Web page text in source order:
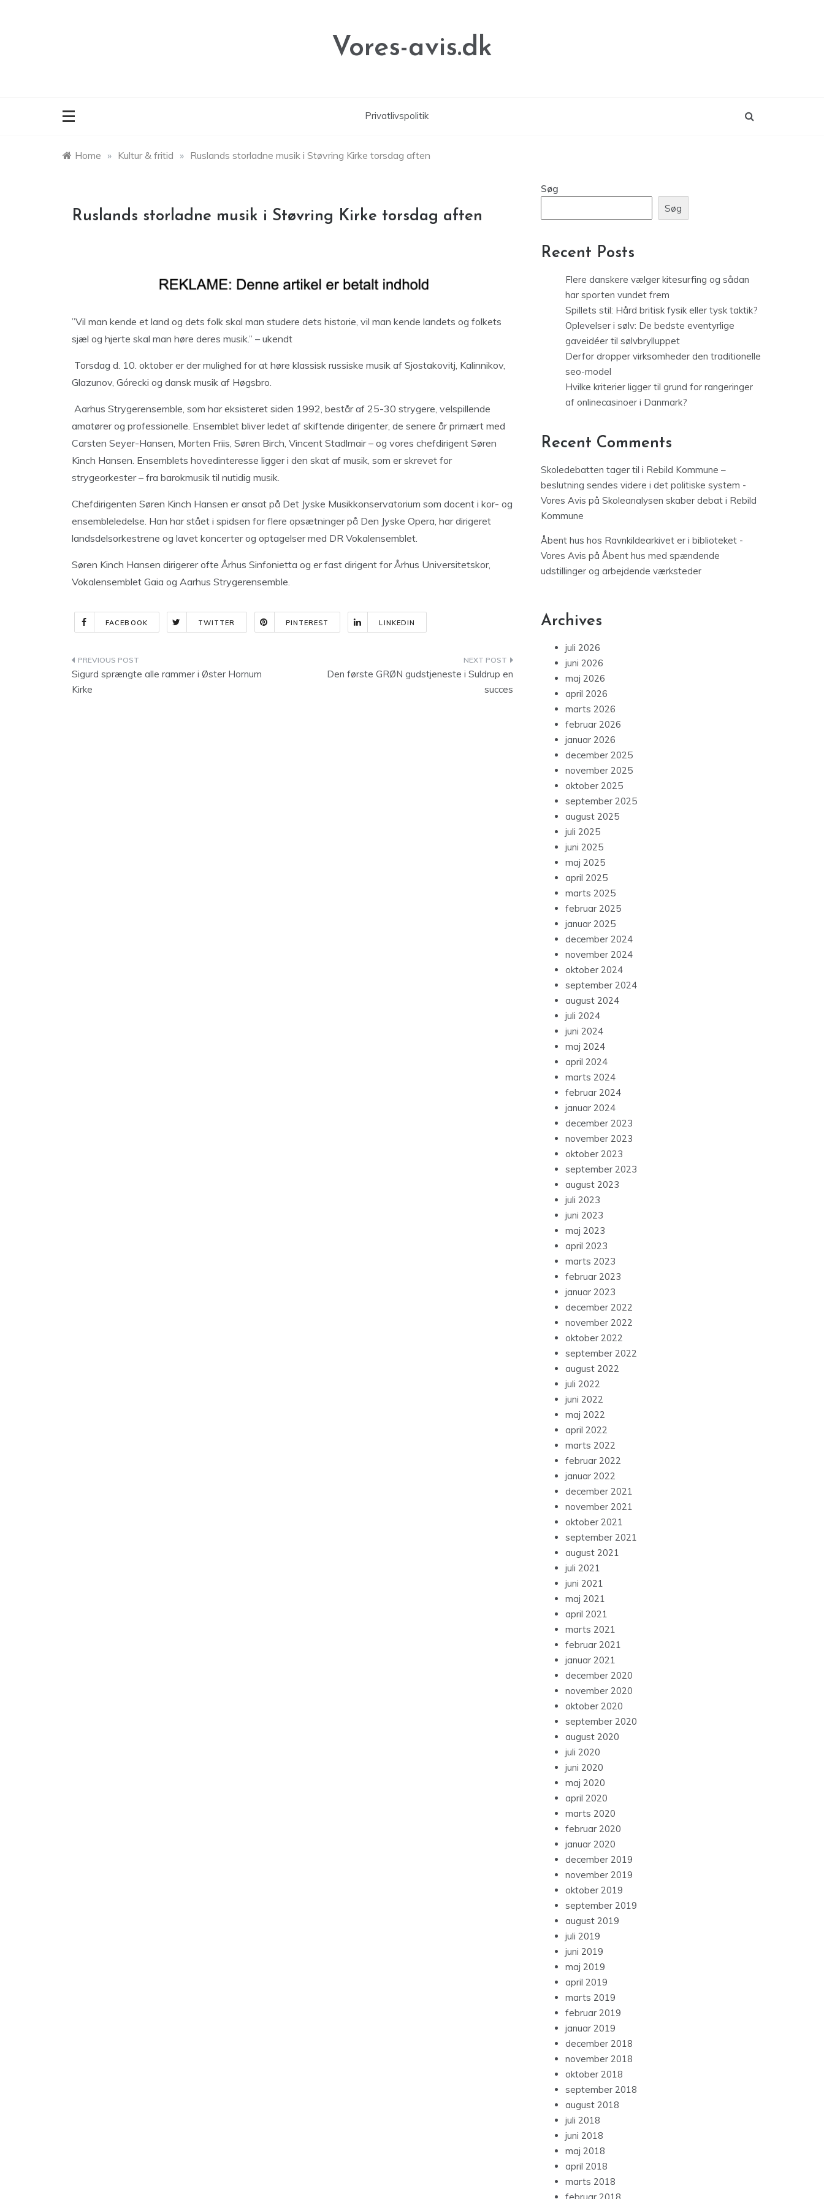
Vores-avis.dk
Privatlivspolitik
Home » Kultur & fritid » Ruslands storladne musik i Støvring Kirke torsdag aften
Ruslands storladne musik i Støvring Kirke torsdag aften
”Vil man kende et land og dets folk skal man studere dets historie, vil man kende landets og folkets
sjæl og hjerte skal man høre deres musik.” – ukendt
Torsdag d. 10. oktober er der mulighed for at høre klassisk russiske musik af Sjostakovitj, Kalinnikov,
Glazunov, Górecki og dansk musik af Høgsbro.
Aarhus Strygerensemble, som har eksisteret siden 1992, består af 25-30 strygere, velspillende
amatører og professionelle. Ensemblet bliver ledet af skiftende dirigenter, de senere år primært med
Carsten Seyer-Hansen, Morten Friis, Søren Birch, Vincent Stadlmair – og vores chefdirigent Søren
Kinch Hansen. Ensemblets hovedinteresse ligger i den skat af musik, som er skrevet for
strygeorkester – fra barokmusik til nutidig musik.
Chefdirigenten Søren Kinch Hansen er ansat på Det Jyske Musikkonservatorium som docent i kor- og
ensembleledelse. Han har stået i spidsen for flere opsætninger på Den Jyske Opera, har dirigeret
landsdelsorkestrene og lavet koncerter og optagelser med DR Vokalensemblet.
Søren Kinch Hansen dirigerer ofte Århus Sinfonietta og er fast dirigent for Århus Universitetskor,
Vokalensemblet Gaia og Aarhus Strygerensemble.
FACEBOOK TWITTER PINTEREST LINKEDIN
Indlægsnavigation
Sigurd sprængte alle rammer i Øster Hornum
Kirke
Den første GRØN gudstjeneste i Suldrup en
succes
Søg
Søg
Recent Posts
Flere danskere vælger kitesurfing og sådan
har sporten vundet frem
Spillets stil: Hård britisk fysik eller tysk taktik?
Oplevelser i sølv: De bedste eventyrlige
gaveidéer til sølvbrylluppet
Derfor dropper virksomheder den traditionelle
seo-model
Hvilke kriterier ligger til grund for rangeringer
af onlinecasinoer i Danmark?
Recent Comments
Skoledebatten tager til i Rebild Kommune –
beslutning sendes videre i det politiske system -
Vores Avis på Skoleanalysen skaber debat i Rebild
Kommune
Åbent hus hos Ravnkildearkivet er i biblioteket -
Vores Avis på Åbent hus med spændende
udstillinger og arbejdende værksteder
Archives
juli 2026
juni 2026
maj 2026
april 2026
marts 2026
februar 2026
januar 2026
december 2025
november 2025
oktober 2025
september 2025
august 2025
juli 2025
juni 2025
maj 2025
april 2025
marts 2025
februar 2025
januar 2025
december 2024
november 2024
oktober 2024
september 2024
august 2024
juli 2024
juni 2024
maj 2024
april 2024
marts 2024
februar 2024
januar 2024
december 2023
november 2023
oktober 2023
september 2023
august 2023
juli 2023
juni 2023
maj 2023
april 2023
marts 2023
februar 2023
januar 2023
december 2022
november 2022
oktober 2022
september 2022
august 2022
juli 2022
juni 2022
maj 2022
april 2022
marts 2022
februar 2022
januar 2022
december 2021
november 2021
oktober 2021
september 2021
august 2021
juli 2021
juni 2021
maj 2021
april 2021
marts 2021
februar 2021
januar 2021
december 2020
november 2020
oktober 2020
september 2020
august 2020
juli 2020
juni 2020
maj 2020
april 2020
marts 2020
februar 2020
januar 2020
december 2019
november 2019
oktober 2019
september 2019
august 2019
juli 2019
juni 2019
maj 2019
april 2019
marts 2019
februar 2019
januar 2019
december 2018
november 2018
oktober 2018
september 2018
august 2018
juli 2018
juni 2018
maj 2018
april 2018
marts 2018